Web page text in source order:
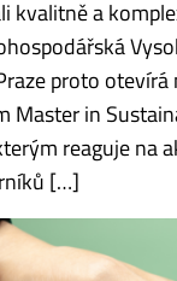
kvalitně a
proto
Master in
reaguje na
[…]